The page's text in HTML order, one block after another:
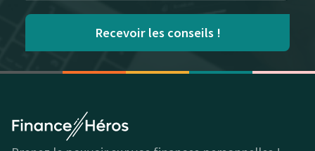
Recevoir les conseils !